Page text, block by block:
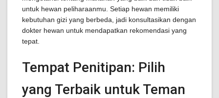
untuk hewan peliharaanmu. Setiap hewan memiliki
kebutuhan gizi yang berbeda, jadi konsultasikan dengan
dokter hewan untuk mendapatkan rekomendasi yang
tepat.
Tempat Penitipan: Pilih
yang Terbaik untuk Teman